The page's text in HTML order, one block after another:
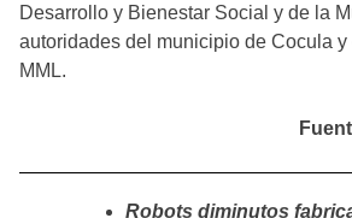
Desarrollo y Bienestar Social y de la
autoridades del municipio de Cocula
MML.
Robots diminutos